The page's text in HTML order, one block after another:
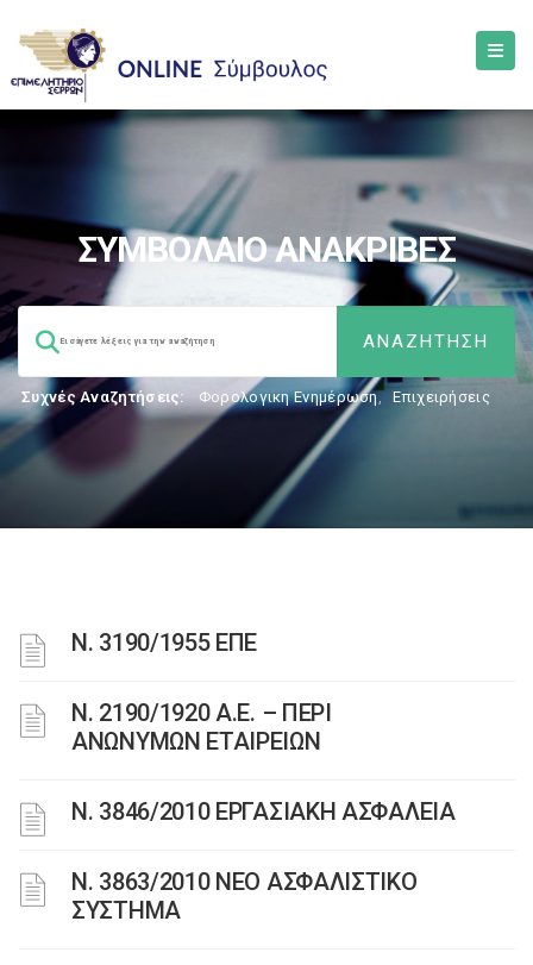
ΣΥΜΒΟΛΑΙΟ ΑΝΑΚΡΙΒΕΣ
Συχνές Αναζητήσεις: Φορολογικη Ενημέρωση, Επιχειρήσεις
Ν. 3190/1955 ΕΠΕ
Ν. 2190/1920 Α.Ε. – ΠΕΡΙ
ΑΝΩΝΥΜΩΝ ΕΤΑΙΡΕΙΩΝ
Ν. 3846/2010 ΕΡΓΑΣΙΑΚΗ ΑΣΦΑΛΕΙΑ
N. 3863/2010 ΝΕΟ ΑΣΦΑΛΙΣΤΙΚΟ
ΣΥΣΤΗΜΑ